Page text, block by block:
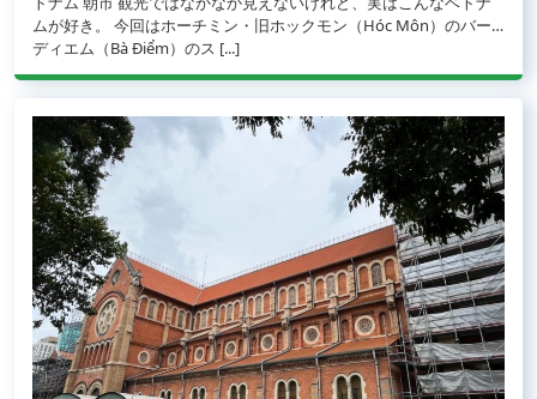
ムが好き。 今回はホーチミン・旧ホックモン（Hóc Môn）のバー
ディエム（Bà Điểm）のス [...]
from #103 ベトナム、ここが好き。 〜ホーチミン 旧ホックモン 朝市散